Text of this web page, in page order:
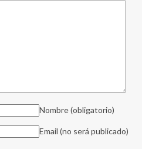
Nombre(obligatorio)
Email (no será publicado)